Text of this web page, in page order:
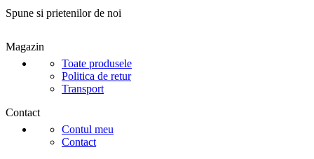
Spune si prietenilor de noi
Magazin
Toate produsele
Politica de retur
Transport
Contact
Contul meu
Contact